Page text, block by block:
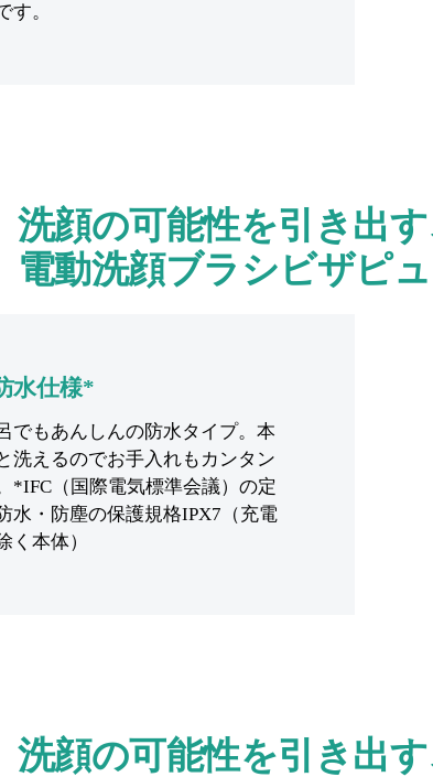
す。
洗顔の可能性を引き出
電動洗顔ブラシビザピ
水仕様*
でもあんしんの防水タイプ。本
洗えるのでお手入れもカンタン
*IFC（国際電気標準会議）の定
水・防塵の保護規格IPX7（充電
く本体）
洗顔の可能性を引き出